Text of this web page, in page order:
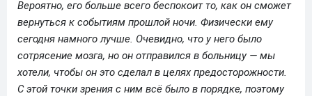
Вероятно, его больше всего беспокоит то, как он сможет
вернуться к событиям прошлой ночи. Физически ему
сегодня намного лучше. Очевидно, что у него было
сотрясение мозга, но он отправился в больницу — мы
хотели, чтобы он это сделал в целях предосторожности.
С этой точки зрения с ним всё было в порядке, поэтому